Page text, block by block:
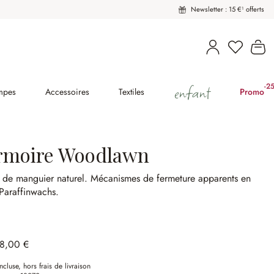
Newsletter : 15 €¹ offerts
Vous
Accessoires Textiles enfant Promo-
Woodlawn
de manguier naturel.Mécanismes de fermeture apparents en
Paraffinwachs.
€
hors frais de livraison